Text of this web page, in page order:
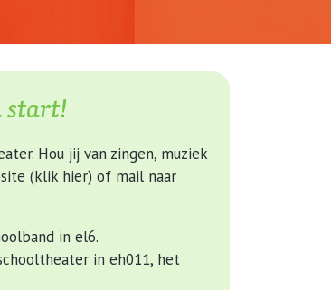
start!
Hou jij van zingen, muziek
(klik hier) of mail naar
in el6.
in eh011, het